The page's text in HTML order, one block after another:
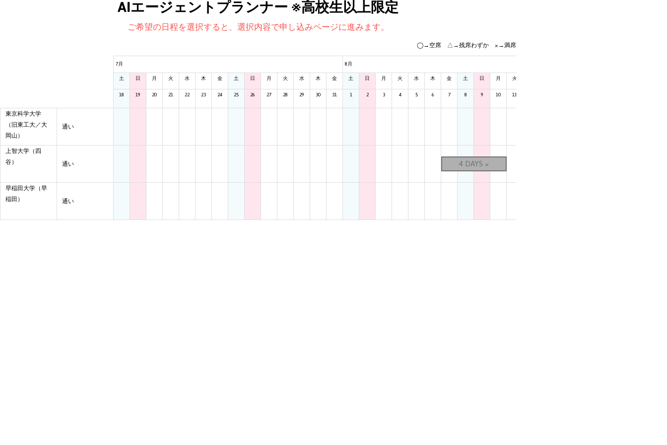
AIエージェントプランナー ※高校生以上限定
ご希望の日程を選択すると、選択内容で申し込みページに進みます。
◯→空席 △→残席わずか ×→満席
東京科学大学
（旧東工大／大
岡山）
通い
上智大学（四
谷）
通い
早稲田大学（早
稲田）
通い
7月 8月
土 日 月 火 水 木 金 土 日 月 火 水 木 金 土 日 月 火 水 木 金 土 日 月 火
18 19 20 21 22 23 24 25 26 27 28 29 30 31 1 2 3 4 5 6 7 8 9 10 11
4 DAYS ×